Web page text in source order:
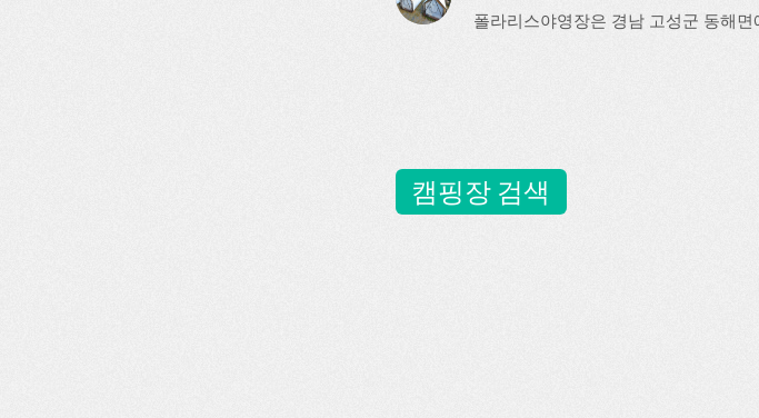
폴라리스야영장은 경남 고성군 동해면
캠핑장 검색